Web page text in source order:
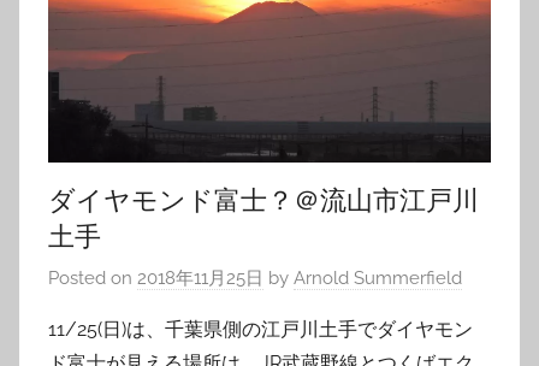
ダイヤモンド富士？＠流山市江戸川
土手
Posted on 2018年11月25日 by Arnold Summerfield
11/25(日)は、千葉県側の江戸川土手でダイヤモン